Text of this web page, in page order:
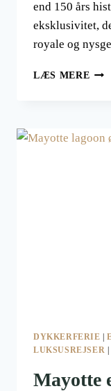
end 150 års
eksklusivitet,
royale og
LÆS MERE
DYKKERFERIE |
LUKSUSREJSER |
Mayotte